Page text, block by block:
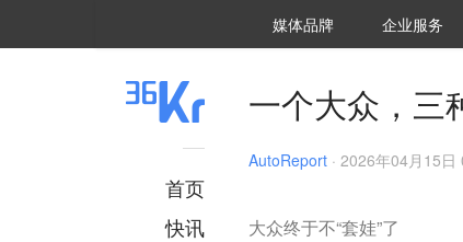
媒体品牌 36Kr研究院
企业服务
首页
快讯
一个大众，三
AutoReport · 2026年04月15日
大众终于不“套娃”了